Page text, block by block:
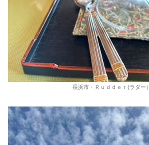
長浜市・Ｒｕｄｄｅｒ(ラダー）